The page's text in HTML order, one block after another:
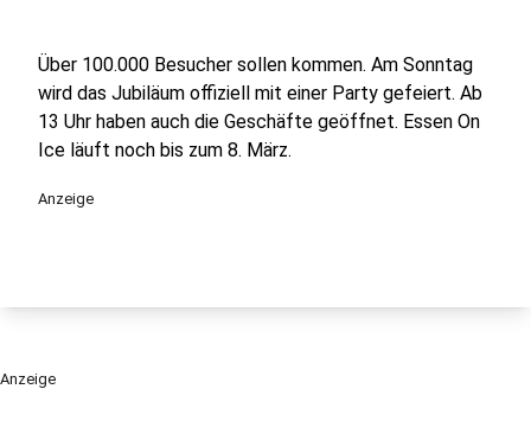
Über 100.000 Besucher sollen kommen. Am Sonntag
wird das Jubiläum offiziell mit einer Party gefeiert. Ab
13 Uhr haben auch die Geschäfte geöffnet. Essen On
Ice läuft noch bis zum 8. März.
Anzeige
Anzeige